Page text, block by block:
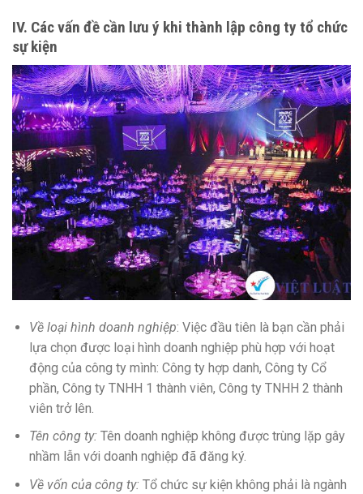
IV. Các vấn đề cần lưu ý khi thành lập công ty tổ chức
sự kiện
Về loại hình doanh nghiệp: Việc đầu tiên là bạn cần phải
lựa chọn được loại hình doanh nghiệp phù hợp với hoạt
động của công ty mình: Công ty hợp danh, Công ty Cổ
phần, Công ty TNHH 1 thành viên, Công ty TNHH 2 thành
viên trở lên.
Tên công ty: Tên doanh nghiệp không được trùng lặp gây
nhầm lẫn với doanh nghiệp đã đăng ký.
Về vốn của công ty: Tổ chức sự kiện không phải là ngành